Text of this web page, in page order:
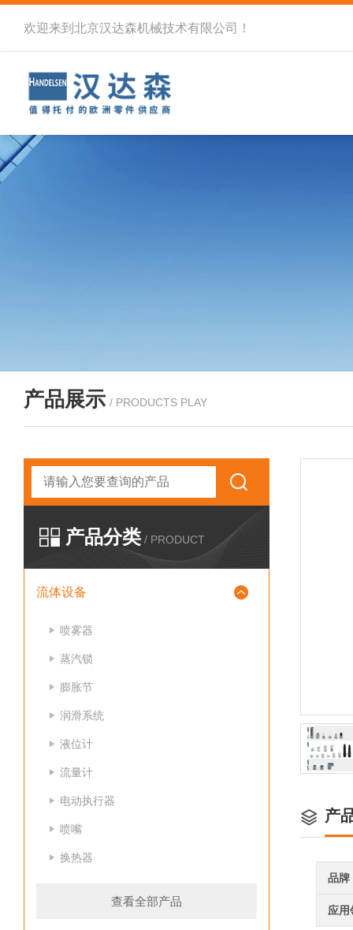
欢迎来到北京汉达森机械技术有限公司！
产品展示 / PRODUCTS PLAY
产品分类 / PRODUCT
流体设备
喷雾器
蒸汽锁
膨胀节
润滑系统
液位计
流量计
电动执行器
喷嘴
换热器
查看全部产品
产
品牌
应用